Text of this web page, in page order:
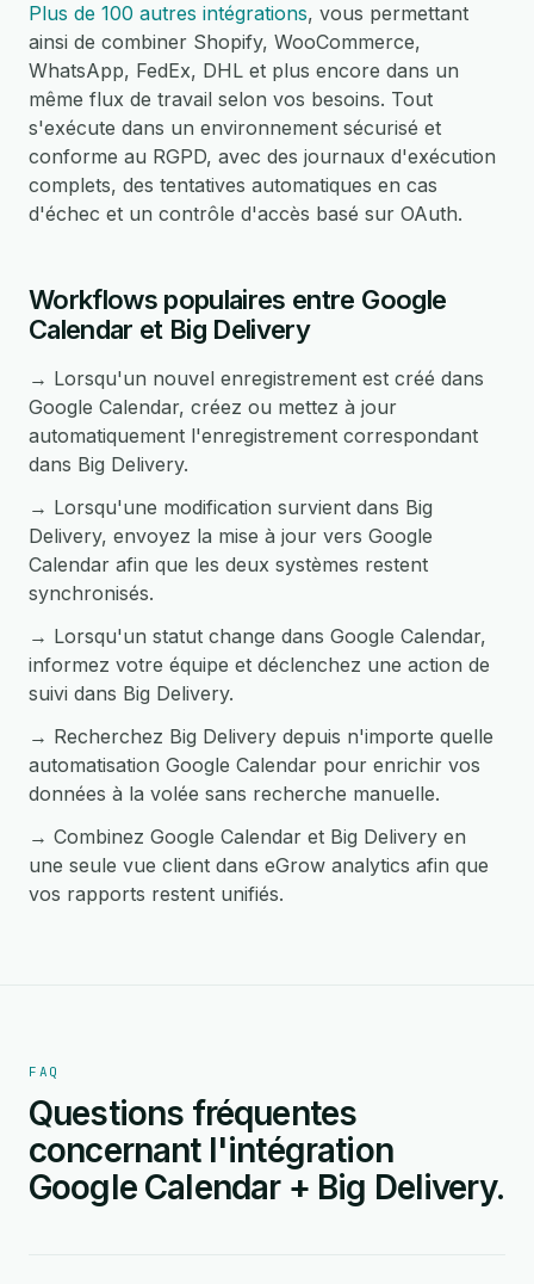
Plus de 100 autres intégrations, vous permettant
ainsi de combiner Shopify, WooCommerce,
WhatsApp, FedEx, DHL et plus encore dans un
même flux de travail selon vos besoins. Tout
s'exécute dans un environnement sécurisé et
conforme au RGPD, avec des journaux d'exécution
complets, des tentatives automatiques en cas
d'échec et un contrôle d'accès basé sur OAuth.
Workflows populaires entre Google
Calendar et Big Delivery
→ Lorsqu'un nouvel enregistrement est créé dans
Google Calendar, créez ou mettez à jour
automatiquement l'enregistrement correspondant
dans Big Delivery.
→ Lorsqu'une modification survient dans Big
Delivery, envoyez la mise à jour vers Google
Calendar afin que les deux systèmes restent
synchronisés.
→ Lorsqu'un statut change dans Google Calendar,
informez votre équipe et déclenchez une action de
suivi dans Big Delivery.
→ Recherchez Big Delivery depuis n'importe quelle
automatisation Google Calendar pour enrichir vos
données à la volée sans recherche manuelle.
→ Combinez Google Calendar et Big Delivery en
une seule vue client dans eGrow analytics afin que
vos rapports restent unifiés.
FAQ
Questions fréquentes
concernant l'intégration
Google Calendar + Big Delivery.